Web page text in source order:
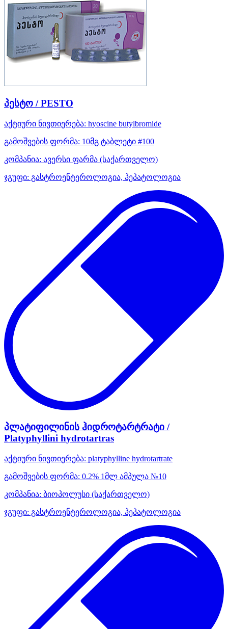
პესტო / PESTO
აქტიური ნივთიერება: hyoscine butylbromide
გამოშვების ფორმა: 10მგ ტაბლეტი #100
კომპანია: ავერსი ფარმა (საქართველო)
ჯგუფი: გასტროენტეროლოგია, ჰეპატოლოგია
პლატიფილინის ჰიდროტარტრატი /
Platyphyllini hydrotartras
აქტიური ნივთიერება: platyphylline hydrotartrate
გამოშვების ფორმა: 0.2% 1მლ ამპულა №10
კომპანია: ბიოპოლუსი (საქართველო)
ჯგუფი: გასტროენტეროლოგია, ჰეპატოლოგია